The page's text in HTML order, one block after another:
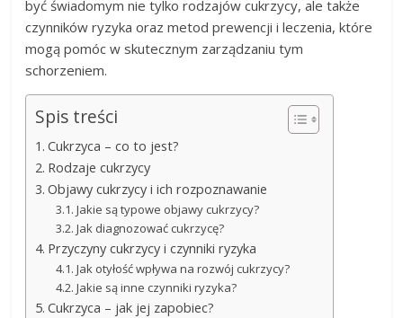
być świadomym nie tylko rodzajów cukrzycy, ale także
czynników ryzyka oraz metod prewencji i leczenia, które
mogą pomóc w skutecznym zarządzaniu tym
schorzeniem.
Spis treści
Cukrzyca – co to jest?
Rodzaje cukrzycy
Objawy cukrzycy i ich rozpoznawanie
Jakie są typowe objawy cukrzycy?
Jak diagnozować cukrzycę?
Przyczyny cukrzycy i czynniki ryzyka
Jak otyłość wpływa na rozwój cukrzycy?
Jakie są inne czynniki ryzyka?
Cukrzyca – jak jej zapobiec?